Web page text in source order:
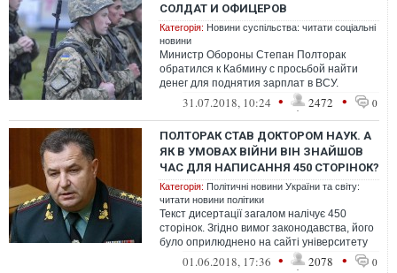
СОЛДАТ И ОФИЦЕРОВ
Категорія: Новини суспільства: читати соціальні
новини
Министр Обороны Степан Полторак
обратился к Кабмину с просьбой найти
денег для поднятия зарплат в ВСУ.
Причиной тому массовые увольнения. По
31.07.2018, 10:24 • 2472 • 0
ПОЛТОРАК СТАВ ДОКТОРОМ НАУК. А
ЯК В УМОВАХ ВІЙНИ ВІН ЗНАЙШОВ
ЧАС ДЛЯ НАПИСАННЯ 450 СТОРІНОК?
Категорія: Політичні новини України та світу:
читати новини політики
Текст дисертації загалом налічує 450
сторінок. Згідно вимог законодавства, його
було оприлюднено на сайті університету
(як і автореферат)
01.06.2018, 17:36 • 2078 • 0